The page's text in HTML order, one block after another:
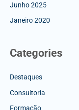
Junho 2025
Janeiro 2020
Categories
Destaques
Consultoria
Formação